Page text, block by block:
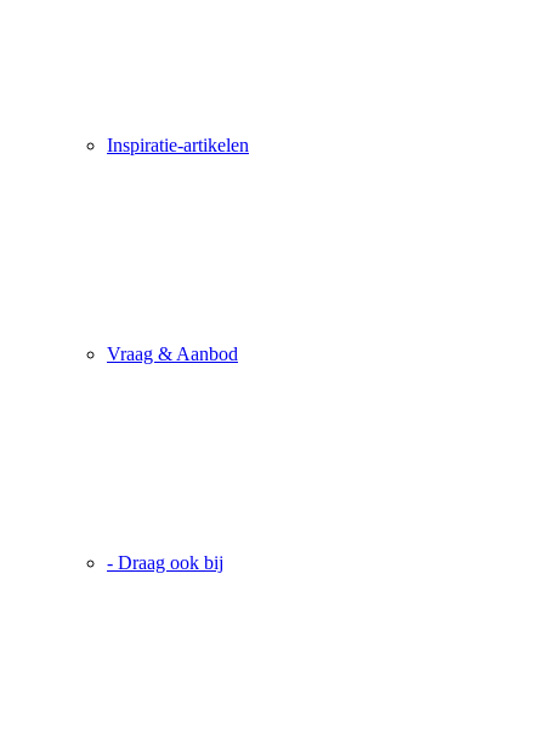
Inspiratie-artikelen
Vraag & Aanbod
- Draag ook bij